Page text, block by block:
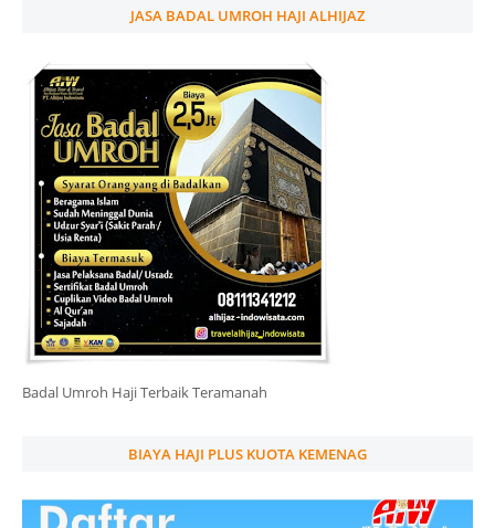
JASA BADAL UMROH HAJI ALHIJAZ
Badal Umroh Haji Terbaik Teramanah
BIAYA HAJI PLUS KUOTA KEMENAG